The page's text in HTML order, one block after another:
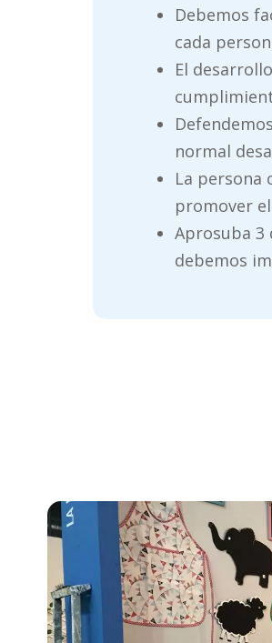
Debemos
cada
El
normal
La persona
promover
Aprosuba 3
debemos